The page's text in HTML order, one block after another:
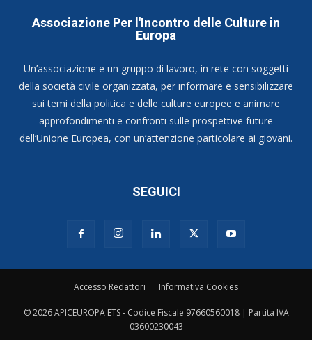
Associazione Per l'Incontro delle Culture in
Europa
Un’associazione e un gruppo di lavoro, in rete con soggetti
della società civile organizzata, per informare e sensibilizzare
sui temi della politica e delle culture europee e animare
approfondimenti e confronti sulle prospettive future
dell’Unione Europea, con un’attenzione particolare ai giovani.
SEGUICI
Accesso Redattori Informativa Cookies
© 2026 APICEUROPA ETS - Codice Fiscale 97660560018 | Partita IVA
03600230043